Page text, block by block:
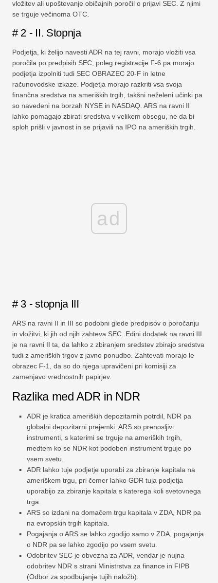
vložitev ali upoštevanje običajnih poročil o prijavi SEC. Z njimi
se trguje večinoma OTC.
# 2 - II. Stopnja
Podjetja, ki želijo navesti ADR na tej ravni, morajo vložiti vsa
poročila po predpisih SEC, poleg registracije F-6 pa morajo
podjetja izpolniti tudi SEC OBRAZEC 20-F in letne
računovodske izkaze. Podjetja morajo razkriti vsa svoja
finančna sredstva na ameriških trgih, takšni neželeni učinki pa
so navedeni na borzah NYSE in NASDAQ. ARS na ravni II
lahko pomagajo zbirati sredstva v velikem obsegu, ne da bi
sploh prišli v javnost in se prijavili na IPO na ameriških trgih.
ad
# 3 - stopnja III
ARS na ravni II in III so podobni glede predpisov o poročanju
in vložitvi, ki jih od njih zahteva SEC. Edini dodatek na ravni III
je na ravni II ta, da lahko z zbiranjem sredstev zbirajo sredstva
tudi z ameriških trgov z javno ponudbo. Zahtevati morajo le
obrazec F-1, da so do njega upravičeni pri komisiji za
zamenjavo vrednostnih papirjev.
Razlika med ADR in NDR
ADR je kratica ameriških depozitarnih potrdil, NDR pa
globalni depozitarni prejemki. ARS so prenosljivi
instrumenti, s katerimi se trguje na ameriških trgih,
medtem ko se NDR kot podoben instrument trguje po
vsem svetu.
ADR lahko tuje podjetje uporabi za zbiranje kapitala na
ameriškem trgu, pri čemer lahko GDR tuja podjetja
uporabijo za zbiranje kapitala s katerega koli svetovnega
trga.
ARS so izdani na domačem trgu kapitala v ZDA, NDR pa
na evropskih trgih kapitala.
Pogajanja o ARS se lahko zgodijo samo v ZDA, pogajanja
o NDR pa se lahko zgodijo po vsem svetu.
Odobritev SEC je obvezna za ADR, vendar je nujna
odobritev NDR s strani Ministrstva za finance in FIPB
(Odbor za spodbujanje tujih naložb).